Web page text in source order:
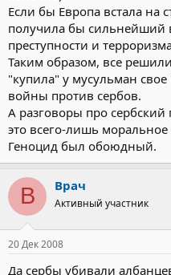
Если бы Европа встала на
получила бы сильнейший
преступности и
Таким образом, все
"купила" у мусульман
войны против сербов.
А разговоры про
это всего-лишь
Геноцид был обоюдный.
В Врач
Активный участник
20 Дек 2008
Да сербы убивали